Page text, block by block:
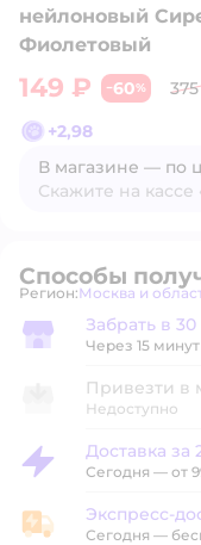
нейлоновый
Фиолетовый
149 ₽ −60%
+2,98
В магазине — по
Скажите на кассе
Способы
Регион: Выбор
Москва и
Забрать в магазине
Забрать в
Через 15
Привезти в
Недоступно
Доставка за 2 часа
Доставка за
Сегодня — от
Экспресс-доставка
Экспресс-
Сегодня —